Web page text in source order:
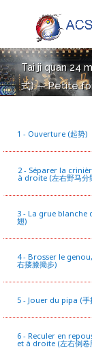
Tai ji quan 24
式) — Petite
1 - Ouverture (起势)
2 - Séparer la
à droite (左右野马分
3 - La grue blanche
翅)
4 - Brosser le
右搂膝拗步)
5 - Jouer du pipa (手
6 - Reculer en
et à droite (左右倒卷